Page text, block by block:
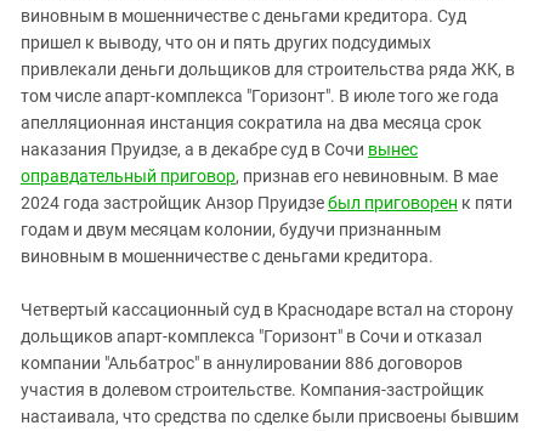
виновным в мошенничестве с деньгами кредитора. Суд
пришел к выводу, что он и пять других подсудимых
привлекали деньги дольщиков для строительства ряда ЖК, в
том числе апарт-комплекса "Горизонт". В июле того же года
апелляционная инстанция сократила на два месяца срок
наказания Пруидзе, а в декабре суд в Сочи вынес
оправдательный приговор, признав его невиновным. В мае
2024 года застройщик Анзор Пруидзебыл приговорен к пяти
годам и двум месяцам колонии, будучи признанным
виновным в мошенничестве с деньгами кредитора.
Четвертый кассационный суд в Краснодаре встал на сторону
дольщиков апарт-комплекса "Горизонт" в Сочи и отказал
компании "Альбатрос" в аннулировании 886 договоров
участия в долевом строительстве. Компания-застройщик
настаивала, что средства по сделке были присвоены бывшим